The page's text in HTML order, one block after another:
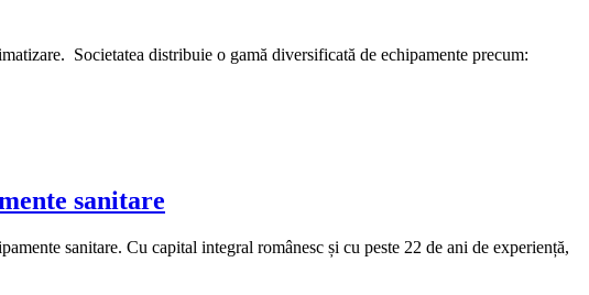
Societatea distribuie o gamă diversificată de echipamente precum:
sanitare
sanitare. Cu capital integral românesc și cu peste 22 de ani de experiență,